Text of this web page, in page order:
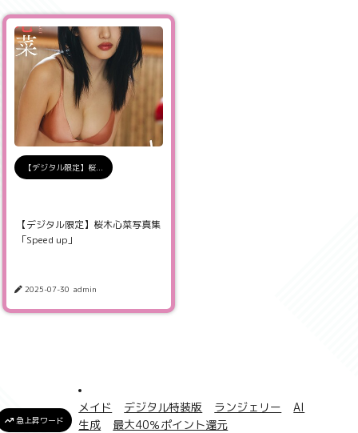
【デジタル限定】桜...
【デジタル限定】桜木心菜写真集
「Speed up」
2025-07-30 admin
急上昇ワード
メイド デジタル特装版 ランジェリー
AI
生成
最大40％ポイント還元